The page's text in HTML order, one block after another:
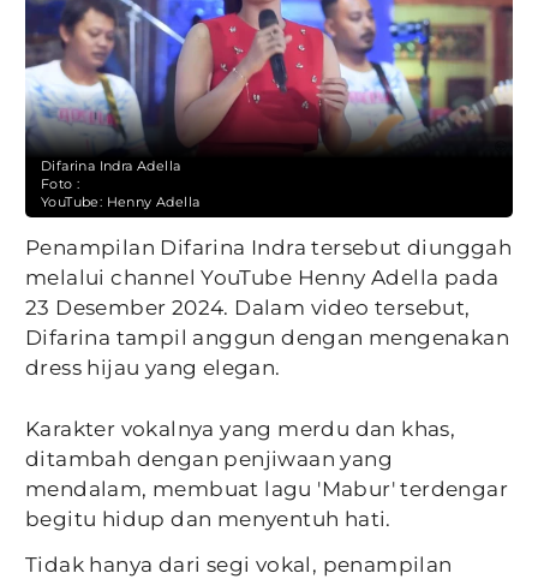
Difarina Indra Adella
Foto :
YouTube: Henny Adella
Penampilan Difarina Indra tersebut diunggah
melalui channel YouTube Henny Adella pada
23 Desember 2024. Dalam video tersebut,
Difarina tampil anggun dengan mengenakan
dress hijau yang elegan.
Karakter vokalnya yang merdu dan khas,
ditambah dengan penjiwaan yang
mendalam, membuat lagu 'Mabur' terdengar
begitu hidup dan menyentuh hati.
Tidak hanya dari segi vokal, penampilan